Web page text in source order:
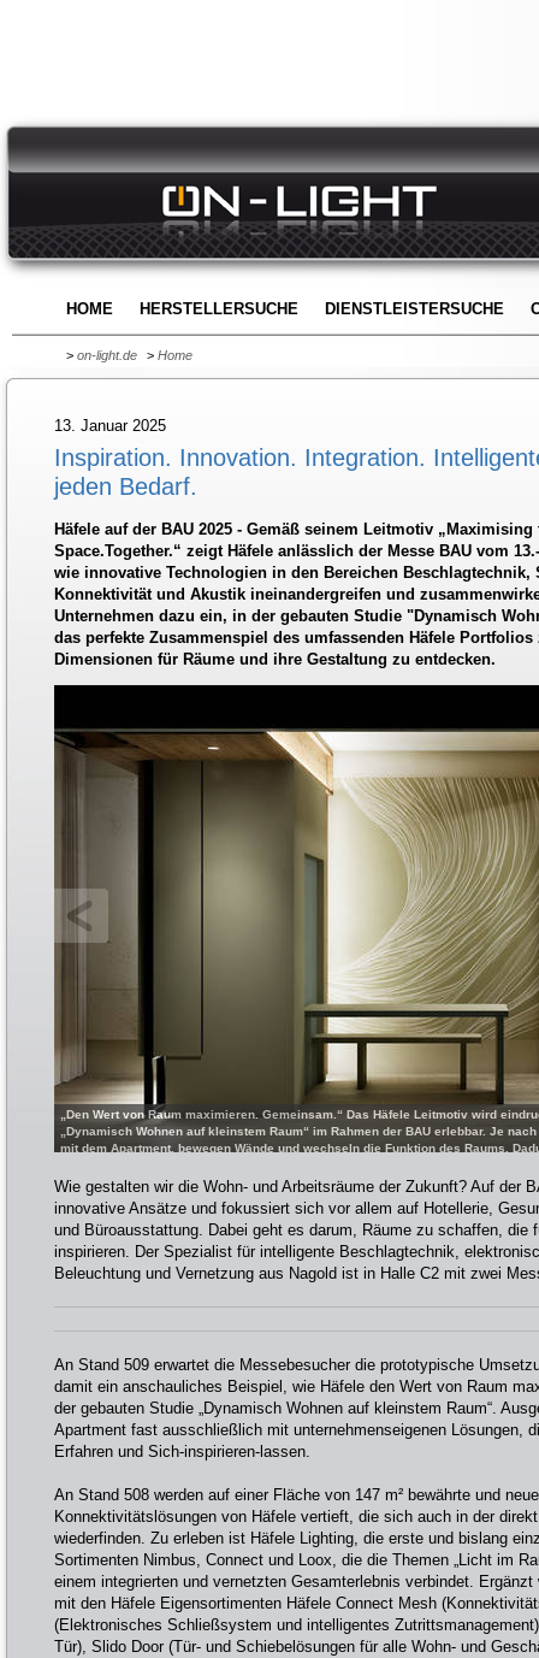
HOME HERSTELLERSUCHE DIENSTLEISTERSUCHE
> on-light.de > Home
13. Januar 2025
Inspiration. Innovation. Integration.
jeden Bedarf.
Häfele auf der BAU 2025 - Gemäß seinem Leitmotiv
Space.Together.“ zeigt Häfele anlässlich der Messe BAU vom
wie innovative Technologien in den Bereichen Beschlagtechnik,
Konnektivität und Akustik ineinandergreifen und
Unternehmen dazu ein, in der gebauten Studie "Dynamisch
das perfekte Zusammenspiel des umfassenden Häfele
Dimensionen für Räume und ihre Gestaltung zu entdecken.
„Den Wert von Raum maximieren. Gemeinsam.“ Das Häfele Leitmotiv wird
„Dynamisch Wohnen auf kleinstem Raum“ im Rahmen der BAU erlebbar. Je
mit dem Apartment, bewegen Wände und wechseln die Funktion des Raums.
bietet [Bild: Häfele SE & Co KG]
Wie gestalten wir die Wohn- und Arbeitsräume der Zukunft? Auf der
innovative Ansätze und fokussiert sich vor allem auf Hotellerie,
und Büroausstattung. Dabei geht es darum, Räume zu schaffen, die
inspirieren. Der Spezialist für intelligente Beschlagtechnik,
Beleuchtung und Vernetzung aus Nagold ist in Halle C2 mit zwei
An Stand 509 erwartet die Messebesucher die prototypische
damit ein anschauliches Beispiel, wie Häfele den Wert von Raum
der gebauten Studie „Dynamisch Wohnen auf kleinstem Raum“.
Apartment fast ausschließlich mit unternehmenseigenen Lösungen,
Erfahren und Sich-inspirieren-lassen.
An Stand 508 werden auf einer Fläche von 147 m² bewährte und
Konnektivitätslösungen von Häfele vertieft, die sich auch in der
wiederfinden. Zu erleben ist Häfele Lighting, die erste und bislang
Sortimenten Nimbus, Connect und Loox, die die Themen „Licht im
einem integrierten und vernetzten Gesamterlebnis verbindet.
mit den Häfele Eigensortimenten Häfele Connect Mesh
(Elektronisches Schließsystem und intelligentes
Tür), Slido Door (Tür- und Schiebelösungen für alle Wohn- und